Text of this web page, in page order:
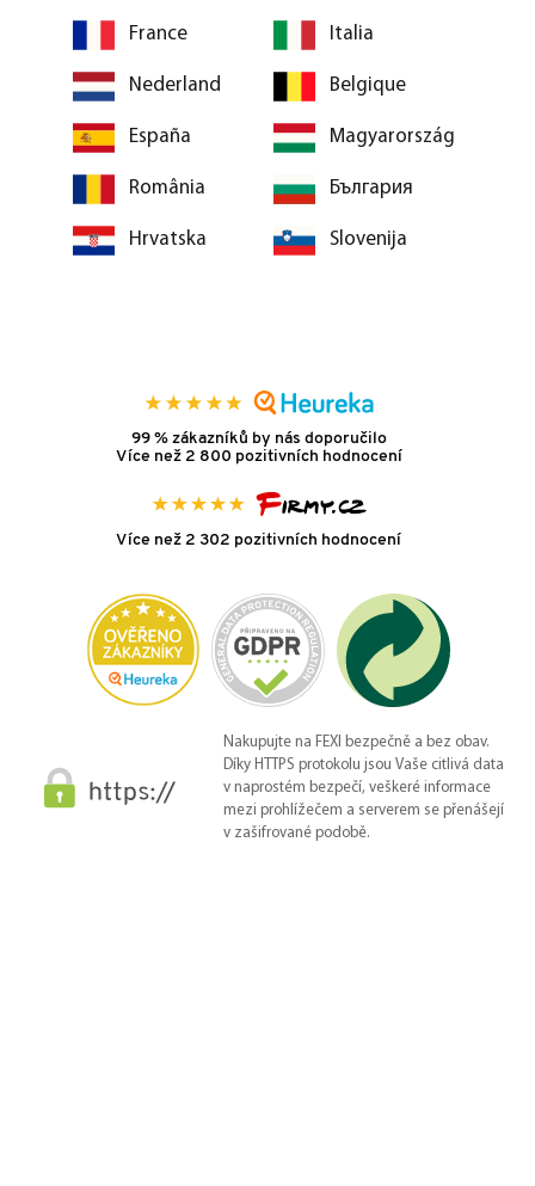
France Italia
Nederland Belgique
España Magyarország
România България
Hrvatska Slovenija
99 % zákazníků by nás doporučilo
Více než 2 800 pozitivních hodnocení
Více než 2 302 pozitivních hodnocení
Nakupujte na FEXI bezpečně a bez obav.
Díky HTTPS protokolu jsou Vaše citlivá data
v naprostém bezpečí, veškeré informace
mezi prohlížečem a serverem se přenášejí
v zašifrované podobě.